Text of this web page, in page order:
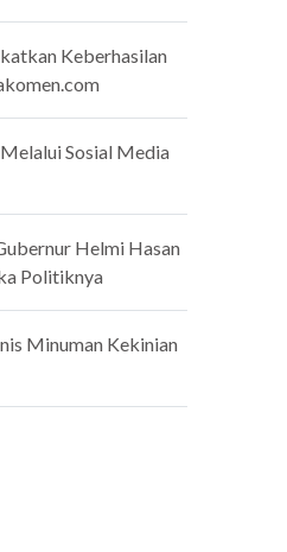
Keberhasilan
Sosial Media
Helmi Hasan
Politiknya
Minuman Kekinian